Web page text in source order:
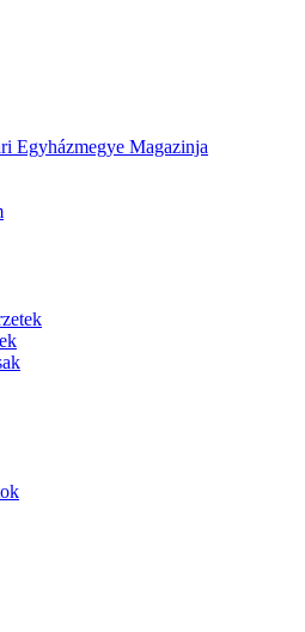
Egyházmegye Magazinja